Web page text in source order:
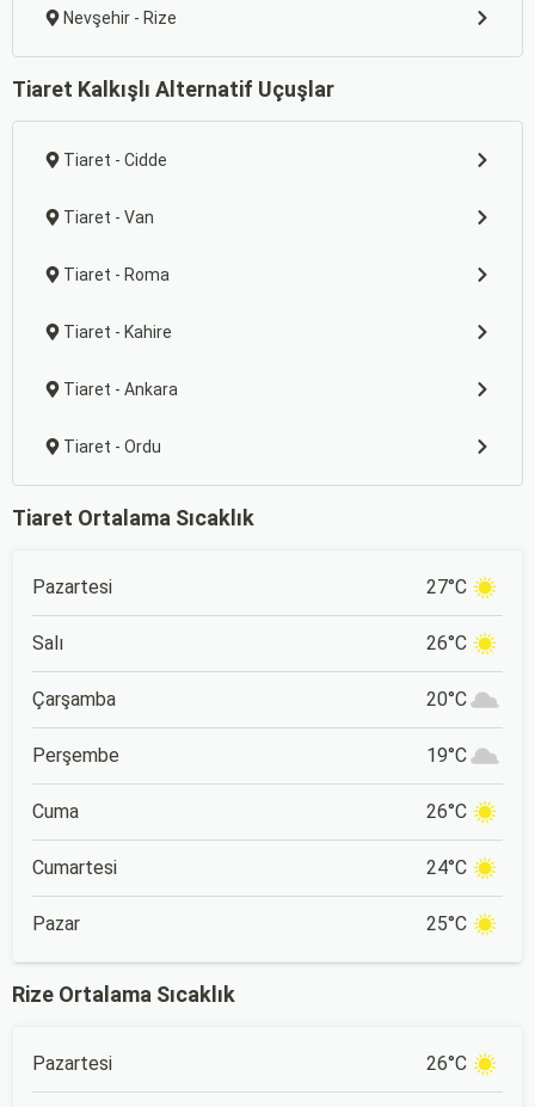
Nevşehir - Rize
Tiaret Kalkışlı Alternatif Uçuşlar
Tiaret - Cidde
Tiaret - Van
Tiaret - Roma
Tiaret - Kahire
Tiaret - Ankara
Tiaret - Ordu
Tiaret Ortalama Sıcaklık
Pazartesi 27°C
Salı 26°C
Çarşamba 20°C
Perşembe 19°C
Cuma 26°C
Cumartesi 24°C
Pazar 25°C
Rize Ortalama Sıcaklık
Pazartesi 26°C